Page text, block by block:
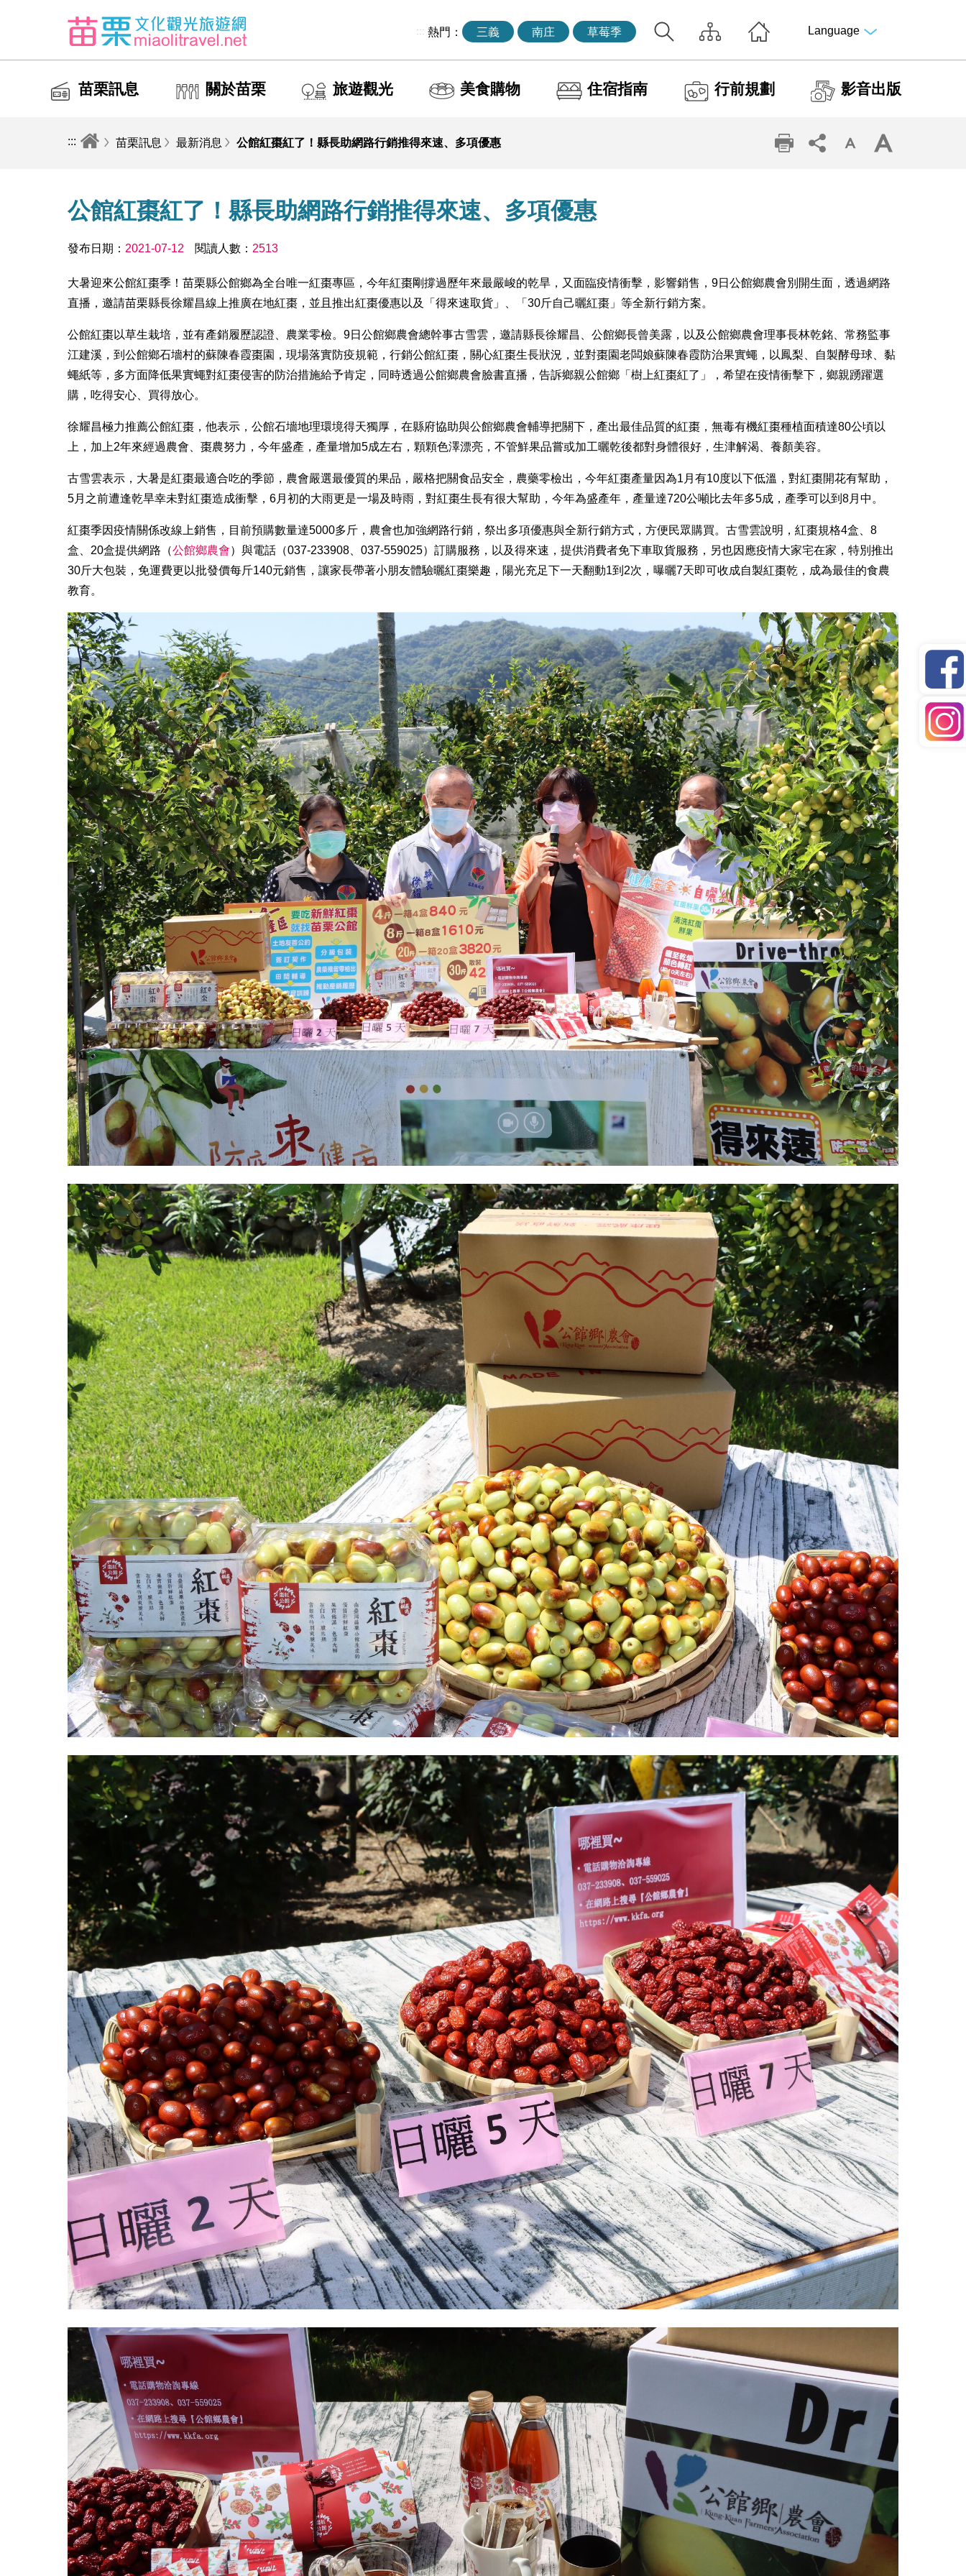
::: 熱門： 三義 南庄 草莓季 Language
苗栗訊息 關於苗栗 旅遊觀光 美食購物 住宿指南 行前規劃 影音出版
::: 苗栗訊息 最新消息 公館紅棗紅了！縣長助網路行銷推得來速、多項優惠
公館紅棗紅了！縣長助網路行銷推得來速、多項優惠
發布日期： 2021-07-12 閱讀人數： 2513
大暑迎來公館紅棗季！苗栗縣公館鄉為全台唯一紅棗專區，今年紅棗剛撐過歷年來最嚴峻的乾旱，又面臨疫情衝擊，影響銷售，9日公館鄉農會別開生面，透過網路
直播，邀請苗栗縣長徐耀昌線上推廣在地紅棗，並且推出紅棗優惠以及「得來速取貨」、「30斤自己曬紅棗」等全新行銷方案。
公館紅棗以草生栽培，並有產銷履歷認證、農業零檢。9日公館鄉農會總幹事古雪雲，邀請縣長徐耀昌、公館鄉長曾美露，以及公館鄉農會理事長林乾銘、常務監事
江建溪，到公館鄉石墻村的蘇陳春霞棗園，現場落實防疫規範，行銷公館紅棗，關心紅棗生長狀況，並對棗園老闆娘蘇陳春霞防治果實蠅，以鳳梨、自製酵母球、黏
蠅紙等，多方面降低果實蠅對紅棗侵害的防治措施給予肯定，同時透過公館鄉農會臉書直播，告訴鄉親公館鄉「樹上紅棗紅了」，希望在疫情衝擊下，鄉親踴躍選
購，吃得安心、買得放心。
徐耀昌極力推薦公館紅棗，他表示，公館石墻地理環境得天獨厚，在縣府協助與公館鄉農會輔導把關下，產出最佳品質的紅棗，無毒有機紅棗種植面積達80公頃以
上，加上2年來經過農會、棗農努力，今年盛產，產量增加5成左右，顆顆色澤漂亮，不管鮮果品嘗或加工曬乾後都對身體很好，生津解渴、養顏美容。
古雪雲表示，大暑是紅棗最適合吃的季節，農會嚴選最優質的果品，嚴格把關食品安全，農藥零檢出，今年紅棗產量因為1月有10度以下低溫，對紅棗開花有幫助，
5月之前遭逢乾旱幸未對紅棗造成衝擊，6月初的大雨更是一場及時雨，對紅棗生長有很大幫助，今年為盛產年，產量達720公噸比去年多5成，產季可以到8月中。
紅棗季因疫情關係改線上銷售，目前預購數量達5000多斤，農會也加強網路行銷，祭出多項優惠與全新行銷方式，方便民眾購買。古雪雲說明，紅棗規格4盒、8
盒、20盒提供網路（公館鄉農會）與電話（037-233908、037-559025）訂購服務，以及得來速，提供消費者免下車取貨服務，另也因應疫情大家宅在家，特別推出
30斤大包裝，免運費更以批發價每斤140元銷售，讓家長帶著小朋友體驗曬紅棗樂趣，陽光充足下一天翻動1到2次，曝曬7天即可收成自製紅棗乾，成為最佳的食農
教育。